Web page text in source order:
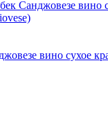
вино сухое